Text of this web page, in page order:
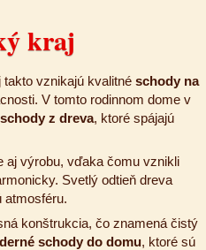
kraj
takto vznikajú kvalitné schody na
V tomto rodinnom dome v
z dreva, ktoré spájajú
aj výrobu, vďaka čomu vznikli
Svetlý odtieň dreva
atmosféru.
konštrukcia, čo znamená čistý
schody do domu, ktoré sú